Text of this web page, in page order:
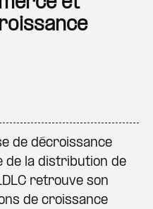
de décroissance
de la distribution de
retrouve son
de croissance